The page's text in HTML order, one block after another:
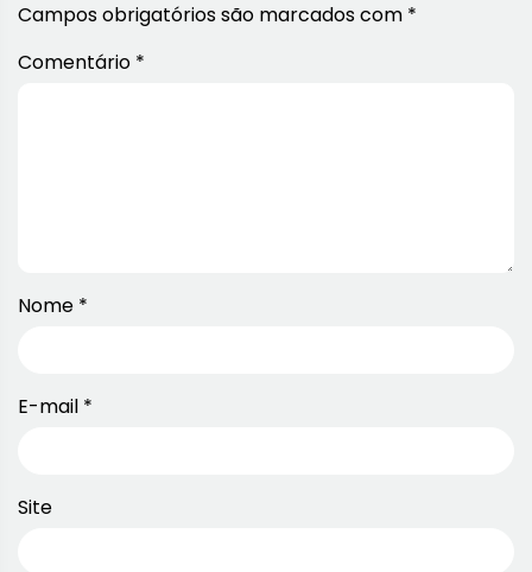
Campos obrigatórios são marcados com *
Comentário *
Nome *
E-mail *
Site